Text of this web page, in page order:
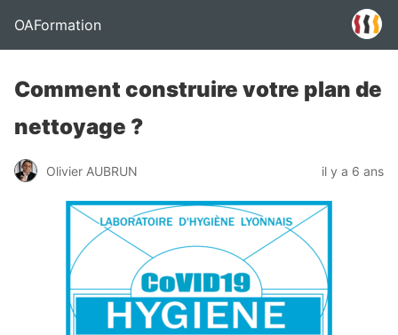
OAFormation
Comment construire votre plan de
nettoyage ?
Olivier AUBRUN il y a 6 ans